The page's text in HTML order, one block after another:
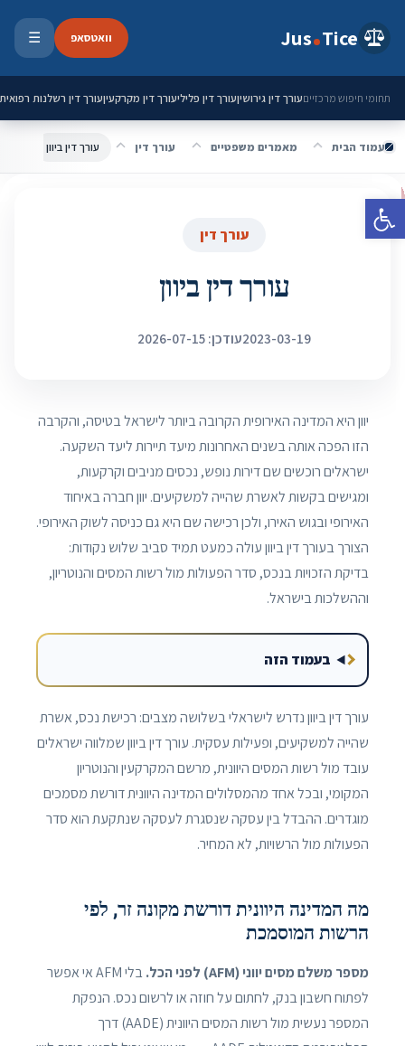
פתח סרגל נגישות
Jus Tice וואטסאפ ☰
תחומי חיפוש מרכזייםעורך דין גירושיןעורך דין פליליעורך דין מקרקעיןעורך דין רשלנות רפואית
עמוד הבית מאמרים משפטיים עורך דין עורך דין ביוון
עורך דין
עורך דין ביוון
2023-03-19עודכן: 2026-07-15
יוון היא המדינה האירופית הקרובה ביותר לישראל בטיסה, והקרבה
הזו הפכה אותה בשנים האחרונות מיעד תיירות ליעד השקעה.
ישראלים רוכשים שם דירות נופש, נכסים מניבים וקרקעות,
ומגישים בקשות לאשרת שהייה למשקיעים. יוון חברה באיחוד
האירופי ובגוש האירו, ולכן רכישה שם היא גם כניסה לשוק האירופי.
הצורך בעורך דין ביוון עולה כמעט תמיד סביב שלוש נקודות:
בדיקת הזכויות בנכס, סדר הפעולות מול רשות המסים והנוטריון,
וההשלכות בישראל.
בעמוד הזה
עורך דין ביוון נדרש לישראלי בשלושה מצבים: רכישת נכס, אשרת
שהייה למשקיעים, ופעילות עסקית. עורך דין ביוון שמלווה ישראלים
עובד מול רשות המסים היוונית, מרשם המקרקעין והנוטריון
המקומי, ובכל אחד מהמסלולים המדינה היוונית דורשת מסמכים
מוגדרים. ההבדל בין עסקה שנסגרת לעסקה שנתקעת הוא סדר
הפעולות מול הרשויות, לא המחיר.
מה המדינה היוונית דורשת מקונה זר, לפי
הרשות המוסמכת
מספר משלם מסים יווני (AFM) לפני הכל.
בלי AFM אי אפשר
לפתוח חשבון בנק, לחתום על חוזה או לרשום נכס. הנפקת
המספר נעשית מול רשות המסים היוונית (AADE) דרך